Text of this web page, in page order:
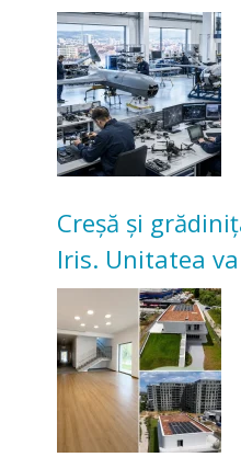
înceapă în
Creșă și
Iris. Unitatea
pentru copii